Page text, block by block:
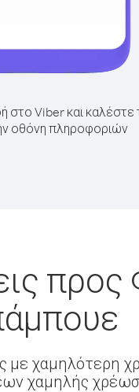
στο Viber και καλέστε
οθόνη πληροφοριών
προς
χαμηλότερη
χαμηλής